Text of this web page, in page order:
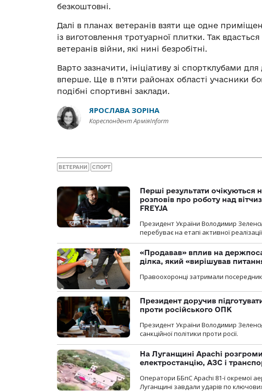
безкоштовні.
Далі в планах ветеранів взяти ще одне
із виготовлення тротуарної плитки. Так
ветеранів війни, які нині безробітні.
Варто зазначити, ініціативу зі спортклубами
вперше. Ще в п’яти районах області учасники
подібні спортивні заклади.
ЯРОСЛАВА ЗОРІНА
Кореспондент АрміяInform
ВЕТЕРАНИ СПОРТ
Перші результати очікуються
розповів про роботу над
FREYJA
Президент України Володимир
перебуває на етапі активної
«Продавав» вплив на
ділка, який «вирішував
Правоохоронці затримали
Президент доручив
проти російського ОПК
Президент України Володимир
санкційної політики проти росії.
На Луганщині Apachi
електростанцію, АЗС і
Оператори ББпС Apachi 81-ї окремої
Луганщині завдали ударів по ключових